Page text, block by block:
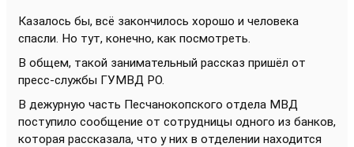
Казалось бы, всё закончилось хорошо и человека
спасли. Но тут, конечно, как посмотреть.
В общем, такой занимательный рассказ пришёл от
пресс-службы ГУМВД РО.
В дежурную часть Песчанокопского отдела МВД
поступило сообщение от сотрудницы одного из банков,
которая рассказала, что у них в отделении находится